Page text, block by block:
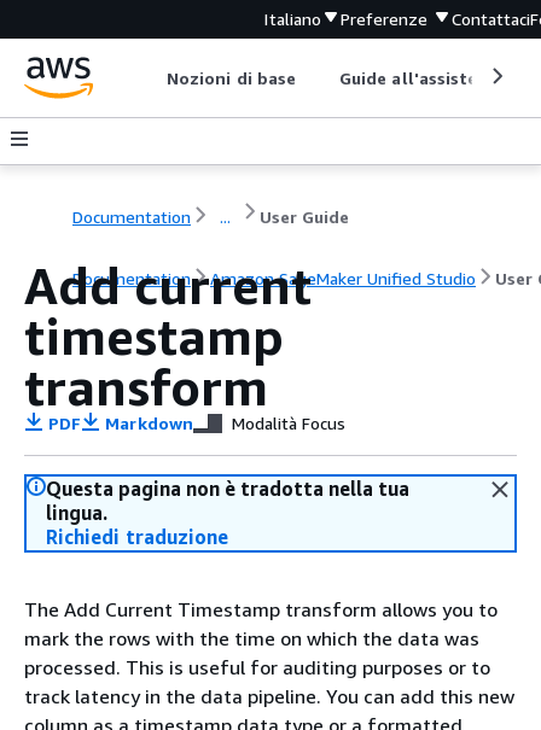
Italiano Preferenze Contattaci
Nozioni di base Guide all'assistenza
Documentation ... User Guide
Documentation Amazon SageMaker Unified Studio User
Add current
timestamp
transform
PDF Markdown Modalità Focus
Questa pagina non è tradotta nella tua
lingua.
Richiedi traduzione
The Add Current Timestamp transform allows you to
mark the rows with the time on which the data was
processed. This is useful for auditing purposes or to
track latency in the data pipeline. You can add this new
column as a timestamp data type or a formatted